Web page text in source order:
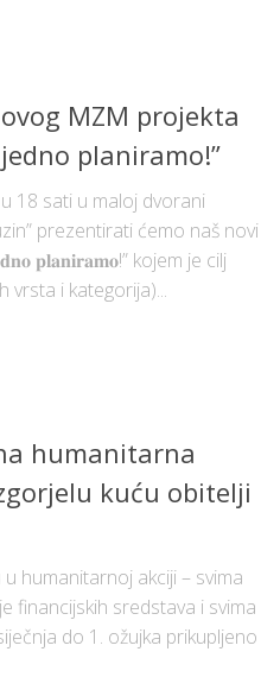
MZM projekta
planiramo!”
18 sati u maloj dvorani
prezentirati ćemo naš novi
𝐩𝐥𝐚𝐧𝐢𝐫𝐚𝐦𝐨!” kojem je cilj
vrsta i kategorija)...
humanitarna
kuću obitelji
humanitarnoj akciji – svima
financijskih sredstava i svima
do 1. ožujka prikupljeno